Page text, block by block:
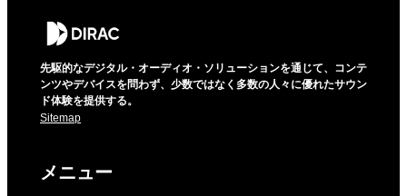
先駆的なデジタル・オーディオ・ソリューションを通じて、コンテ
ンツやデバイスを問わず、少数ではなく多数の人々に優れたサウン
ド体験を提供する。
Sitemap
メニュー